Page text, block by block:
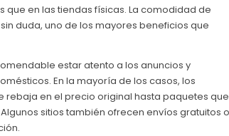
en las tiendas físicas. La comodidad de
duda, uno de los mayores beneficios que
estar atento a los anuncios y
En la mayoría de los casos, los
en el precio original hasta paquetes que
sitios también ofrecen envíos gratuitos o